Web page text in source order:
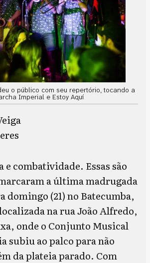
o público com seu repertório, tocando a
Imperial e Estoy Aquí
e combatividade. Essas são
a última madrugada
domingo (21) no Batecumba,
na rua João Alfredo,
onde o Conjunto Musical
subiu ao palco para não
da plateia parado. Com